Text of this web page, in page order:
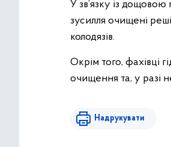
У зв’язку із
зусилля очищені
колодязів.
Окрім того, фахівці
очищення та, у разі
Надрукувати